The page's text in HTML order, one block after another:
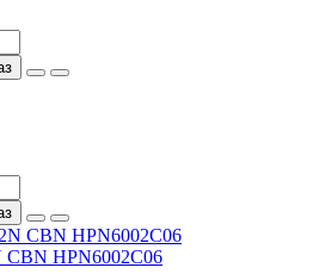
CBN HPN6002C06